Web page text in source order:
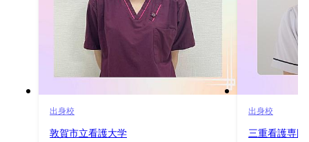
出身校
敦賀市立看護大学
出身校
三重看護専門